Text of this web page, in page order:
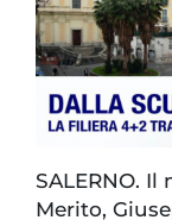
SALERNO.
Merito,